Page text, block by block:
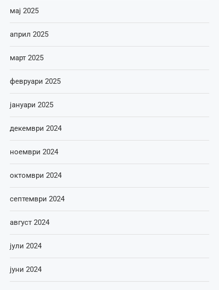
мај 2025
април 2025
март 2025
февруари 2025
јануари 2025
декември 2024
ноември 2024
октомври 2024
септември 2024
август 2024
јули 2024
јуни 2024